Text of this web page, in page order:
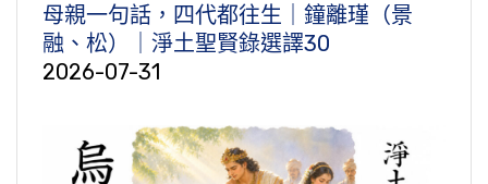
母親一句話，四代都往生｜鐘離瑾（景
融、松）｜淨土聖賢錄選譯30
2026-07-31